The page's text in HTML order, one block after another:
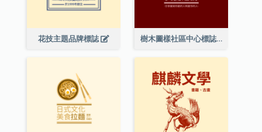
花技主題品牌標誌 樹木圖樣社區中心標誌